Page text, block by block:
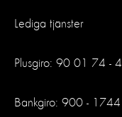
Lediga tjänster
Plusgiro: 90 01 74 - 4
Bankgiro: 900 - 1744